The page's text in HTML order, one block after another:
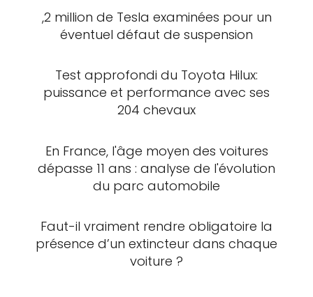
,2 million de Tesla examinées pour un
éventuel défaut de suspension
Test approfondi du Toyota Hilux:
puissance et performance avec ses
204 chevaux
En France, l'âge moyen des voitures
dépasse 11 ans : analyse de l'évolution
du parc automobile
Faut-il vraiment rendre obligatoire la
présence d’un extincteur dans chaque
voiture ?